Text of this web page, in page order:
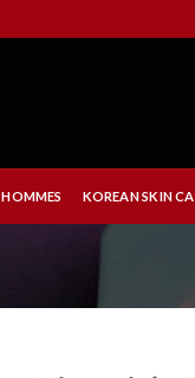
HOMMES KOREAN SKIN